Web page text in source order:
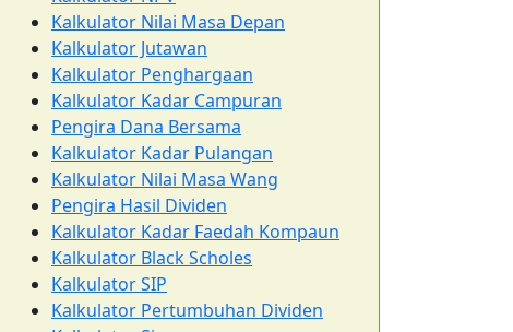
Kalkulator Nilai Masa Depan
Kalkulator Jutawan
Kalkulator Penghargaan
Kalkulator Kadar Campuran
Pengira Dana Bersama
Kalkulator Kadar Pulangan
Kalkulator Nilai Masa Wang
Pengira Hasil Dividen
Kalkulator Kadar Faedah Kompaun
Kalkulator Black Scholes
Kalkulator SIP
Kalkulator Pertumbuhan Dividen